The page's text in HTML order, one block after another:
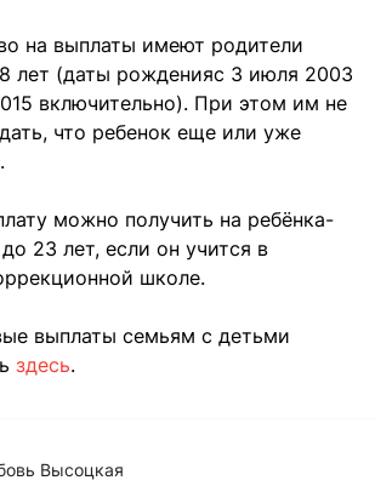
на выплаты имеют родители
лет (даты рожденияс 3 июля 2003
включительно). При этом им не
что ребенок еще или уже
можно получить на ребёнка-
23 лет, если он учится в
школе.
выплаты семьям с детьми
здесь.
Высоцкая